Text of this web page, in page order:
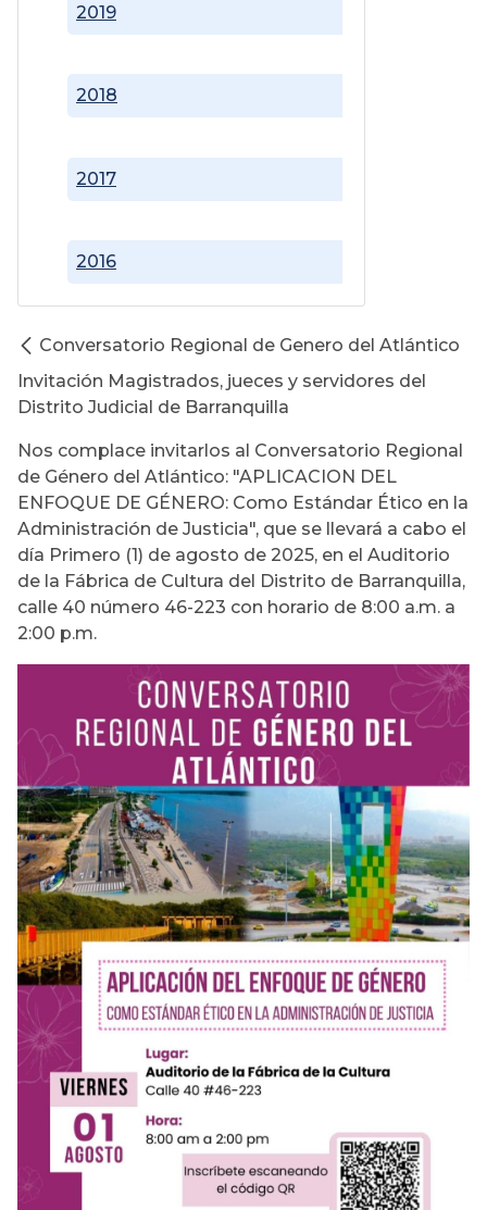
2016
2017
2018
2019
Conversatorio Regional de Genero del Atlántico
Invitación Magistrados, jueces y servidores del
Distrito Judicial de Barranquilla
Nos complace invitarlos al Conversatorio Regional
de Género del Atlántico: "APLICACION DEL
ENFOQUE DE GÉNERO: Como Estándar Ético en la
Administración de Justicia", que se llevará a cabo el
día Primero (1) de agosto de 2025, en el Auditorio
de la Fábrica de Cultura del Distrito de Barranquilla,
calle 40 número 46-223 con horario de 8:00 a.m. a
2:00 p.m.